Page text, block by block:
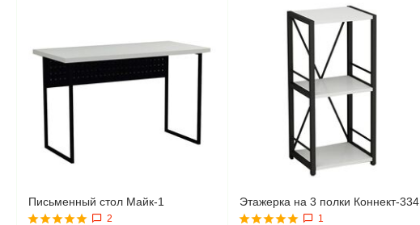
Письменный стол Майк-1
2
Этажерка на 3 полки Коннект-334
1